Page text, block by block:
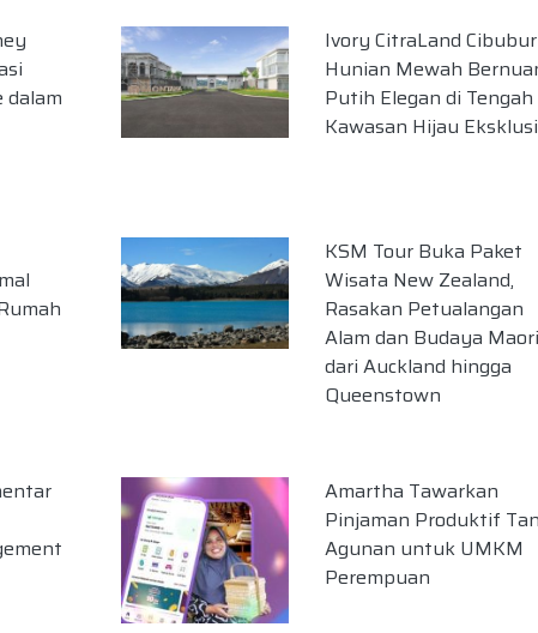
dalam
Ivory CitraLand Cibubur
Hunian Mewah
Putih Elegan di Tengah
Kawasan Hijau
KSM Tour Buka Paket
Wisata New Zealand,
Rasakan Petualangan
Alam dan Budaya Maori
dari Auckland hingga
Queenstown
Amartha Tawarkan
Pinjaman Produktif
Agunan untuk UMKM
Perempuan